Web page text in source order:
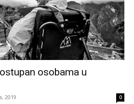
osobama u
2019 0